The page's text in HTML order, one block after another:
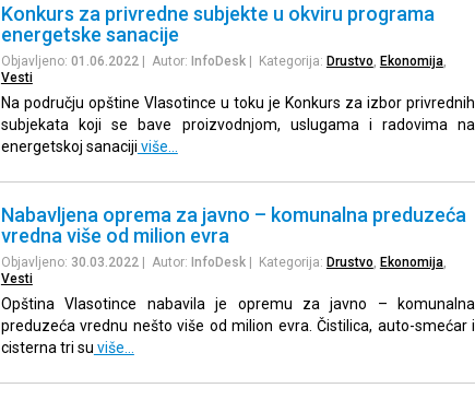
Konkurs za privredne subjekte u okviru programa
energetske sanacije
Objavljeno: 01.06.2022 | Autor: InfoDesk| Kategorija: Drustvo Ekonomija,
Vesti
Na području opštine Vlasotince u toku je Konkurs za izbor privrednih
subjekata koji se bave proizvodnjom, uslugama i radovima na
energetskoj sanaciji više…
Nabavljena oprema za javno – komunalna preduzeća
vredna više od milion evra
Objavljeno: 30.03.2022 | Autor: InfoDesk| Kategorija: Drustvo Ekonomija,
Vesti
Opština Vlasotince nabavila je opremu za javno – komunalna
preduzeća vrednu nešto više od milion evra. Čistilica, auto-smećar i
cisterna tri su više…